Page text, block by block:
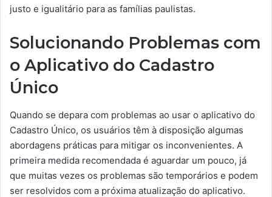
justo e igualitário para as famílias paulistas.
Solucionando Problemas com
o Aplicativo do Cadastro
Único
Quando se depara com problemas ao usar o aplicativo do
Cadastro Único, os usuários têm à disposição algumas
abordagens práticas para mitigar os inconvenientes. A
primeira medida recomendada é aguardar um pouco, já
que muitas vezes os problemas são temporários e podem
ser resolvidos com a próxima atualização do aplicativo.